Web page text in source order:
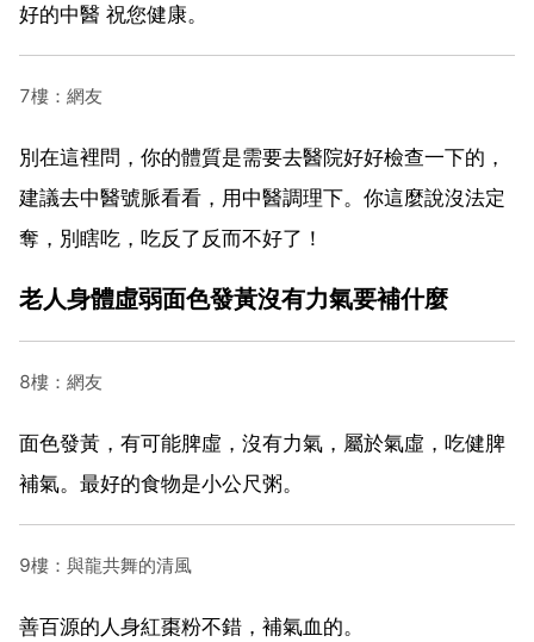
好的中醫 祝您健康。
7樓：網友
別在這裡問，你的體質是需要去醫院好好檢查一下的，
建議去中醫號脈看看，用中醫調理下。你這麼說沒法定
奪，別瞎吃，吃反了反而不好了！
老人身體虛弱面色發黃沒有力氣要補什麼
8樓：網友
面色發黃，有可能脾虛，沒有力氣，屬於氣虛，吃健脾
補氣。最好的食物是小公尺粥。
9樓：與龍共舞的清風
善百源的人身紅棗粉不錯，補氣血的。